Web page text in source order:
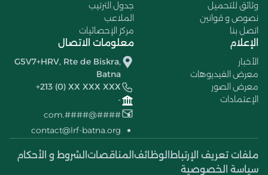
وثائق للتحميل
نصوص و قوانين
اتصل بنا
جدول الترتيب
الملاعب
مركز الإحصائيات
الإعلام
الأخبار
معرض الفيديوهات
معرض الصور
الإعتمادات
معلومات الاتصال
G5V7+HRV, Rte de Biskra,
Batna
+213 (0) XX XXX XXX
-
####@####.com
contact@lrf-batna.org
ملفات تعريف الإرتباط الوظائف المناقصات الشروط و الأحكام
سياسة الخصوصية